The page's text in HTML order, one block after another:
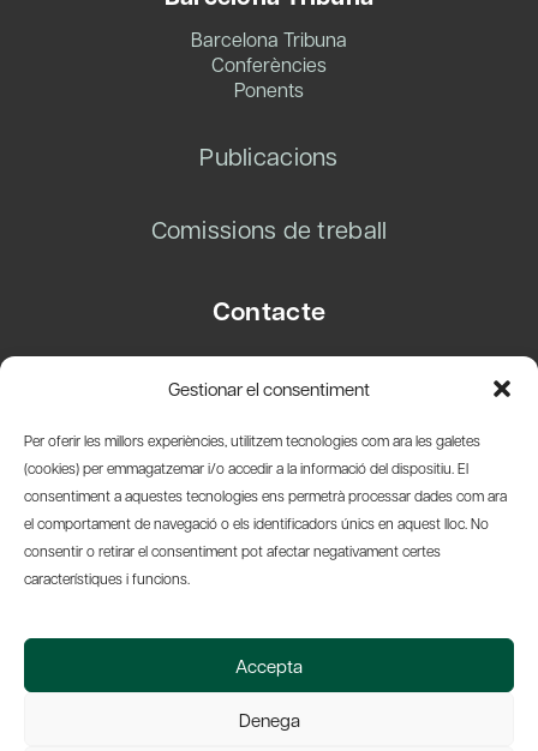
Gestionar el consentiment
Per oferir les millors experiències, utilitzem tecnologies com ara les galetes
(cookies) per emmagatzemar i/o accedir a la informació del dispositiu. El
consentiment a aquestes tecnologies ens permetrà processar dades com ara
el comportament de navegació o els identificadors únics en aquest lloc. No
consentir o retirar el consentiment pot afectar negativament certes
característiques i funcions.
Accepta
Denega
Barcelona Tribuna
Conferències
Ponents
Publicacions
Comissions de treball
Contacte
08003 Barcelona
info@amicsdelpais.com
Suscripció Newsletter
© 2026 Societat Econòmica Barcelonesa d'Amics del País
Web by Ideamatic